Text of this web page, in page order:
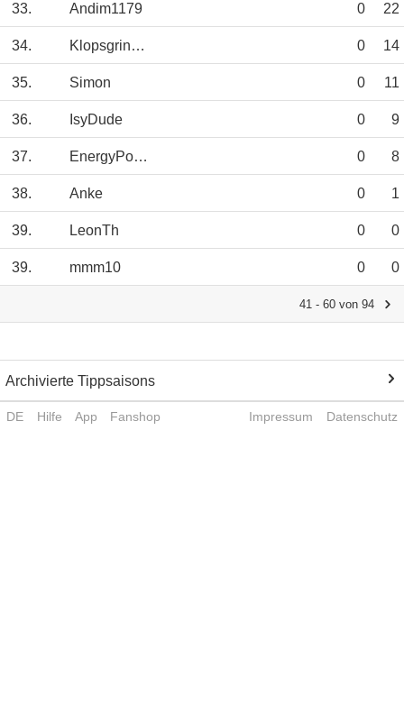
33. Andim1179 0 22
34. Klopsgrinder 0 14
35. Simon 0 11
36. IsyDude 0 9
37. EnergyPower 0 8
38. Anke 0 1
39. LeonTh 0 0
39. mmm10 0 0
41 - 60 von 94
Archivierte Tippsaisons
DE Hilfe App Fanshop Impressum Datenschutz